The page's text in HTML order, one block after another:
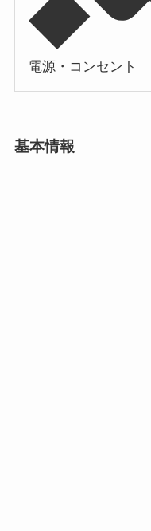
電源・コンセント
基本情報